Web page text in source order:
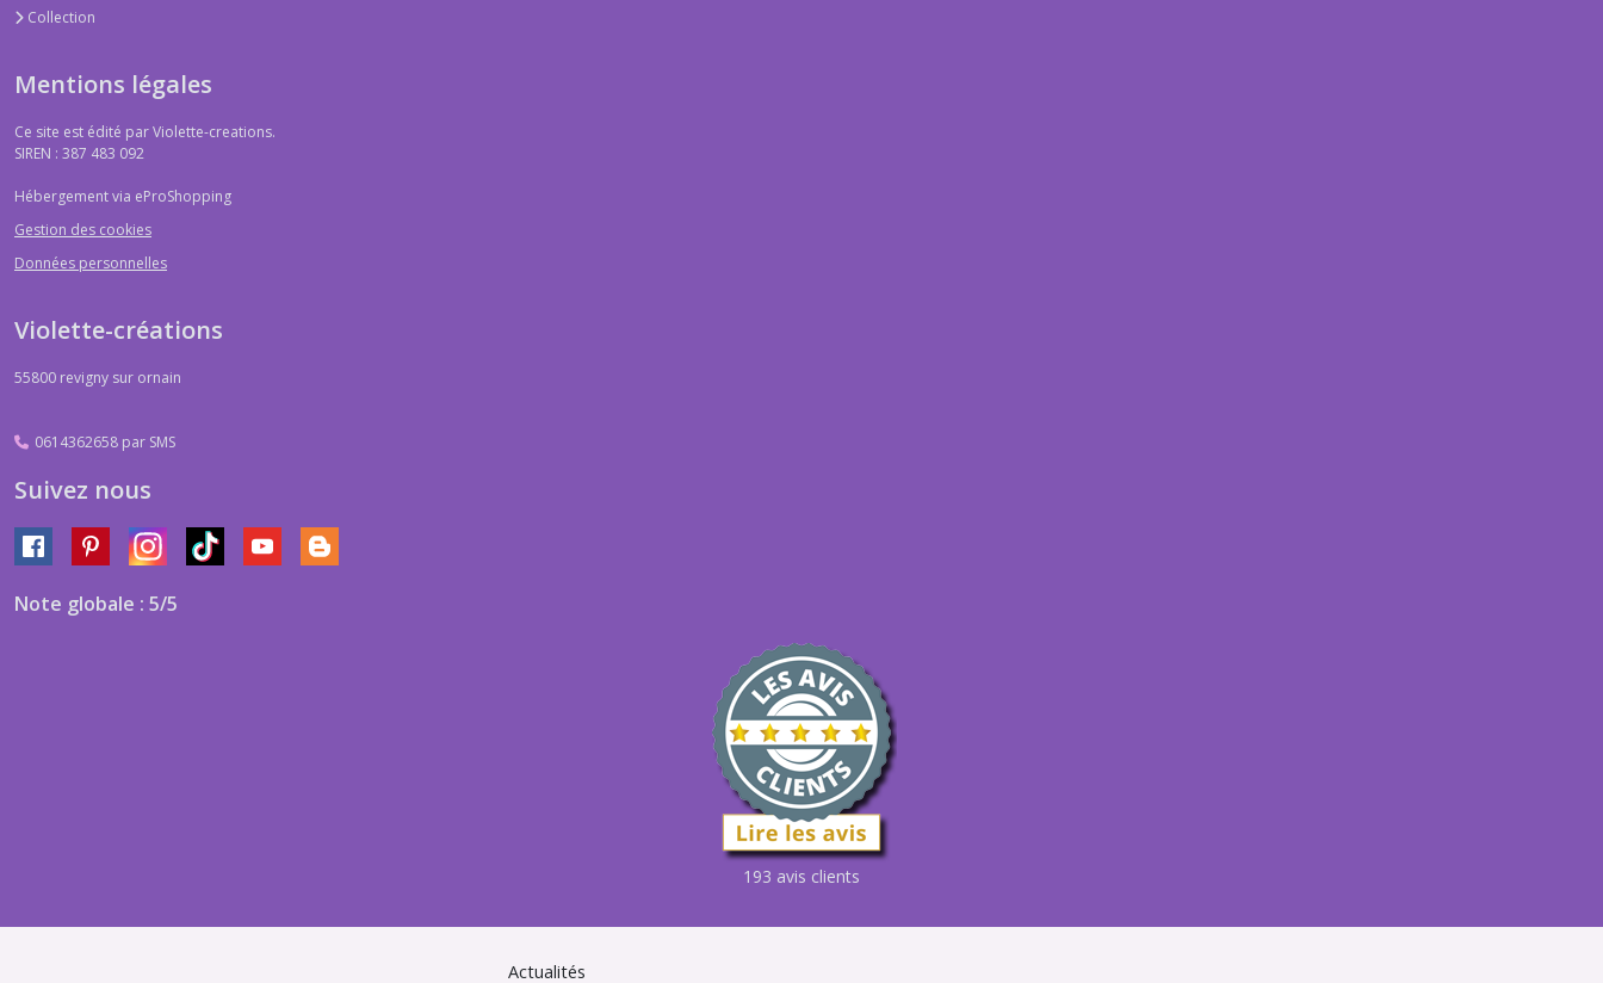
Collection
Mentions légales
Ce site est édité par Violette-creations.
SIREN : 387 483 092
Hébergement via eProShopping
Gestion des cookies
Données personnelles
Violette-créations
55800 revigny sur ornain
0614362658 par SMS
Suivez nous
Note globale : 5/5
193 avis clients
Actualités